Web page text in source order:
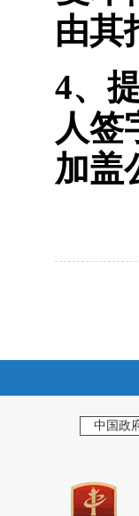
由其
4、
人签
加盖
中国政